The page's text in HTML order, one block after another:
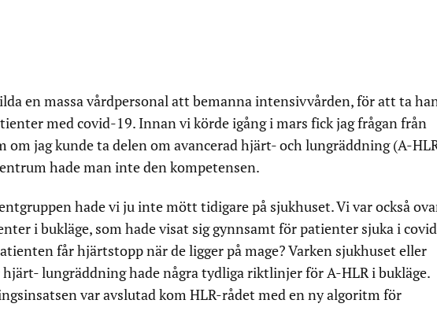
en massa vårdpersonal att bemanna intensivvården, för att ta
med covid-19. Innan vi körde igång i mars fick jag frågan från
om jag kunde ta delen om avancerad hjärt- och lungräddning (A-
hade man inte den kompetensen.
hade vi ju inte mött tidigare på sjukhuset. Vi var också
i bukläge, som hade visat sig gynnsamt för patienter sjuka i
får hjärtstopp när de ligger på mage? Varken sjukhuset eller
hjärt- lungräddning hade några tydliga riktlinjer för A-HLR i bukläge.
var avslutad kom HLR-rådet med en ny algoritm för